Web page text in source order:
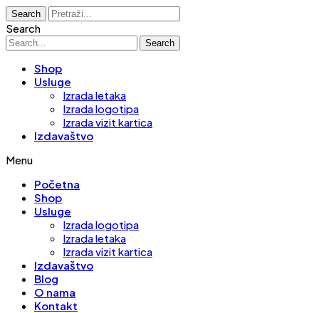
Search
Search
Search
Shop
Usluge
Izrada letaka
Izrada logotipa
Izrada vizit kartica
Izdavaštvo
Menu
Početna
Shop
Usluge
Izrada logotipa
Izrada letaka
Izrada vizit kartica
Izdavaštvo
Blog
O nama
Kontakt